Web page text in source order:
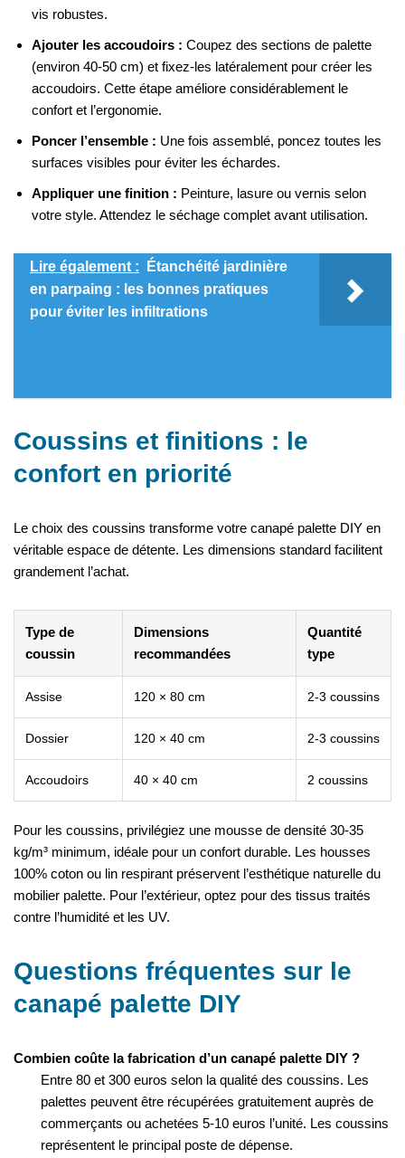
vis robustes.
Ajouter les accoudoirs : Coupez des sections de palette
(environ 40-50 cm) et fixez-les latéralement pour créer les
accoudoirs. Cette étape améliore considérablement le
confort et l’ergonomie.
Poncer l’ensemble : Une fois assemblé, poncez toutes les
surfaces visibles pour éviter les échardes.
Appliquer une finition : Peinture, lasure ou vernis selon
votre style. Attendez le séchage complet avant utilisation.
Lire également :
Étanchéité jardinière
en parpaing : les bonnes pratiques
pour éviter les infiltrations
Coussins et finitions : le
confort en priorité
Le choix des coussins transforme votre canapé palette DIY en
véritable espace de détente. Les dimensions standard facilitent
grandement l’achat.
Type de
coussin
Dimensions
recommandées
Quantité
type
Assise 120 × 80 cm 2-3 coussins
Dossier 120 × 40 cm 2-3 coussins
Accoudoirs 40 × 40 cm 2 coussins
Pour les coussins, privilégiez une mousse de densité 30-35
kg/m³ minimum, idéale pour un confort durable. Les housses
100% coton ou lin respirant préservent l’esthétique naturelle du
mobilier palette. Pour l’extérieur, optez pour des tissus traités
contre l’humidité et les UV.
Questions fréquentes sur le
canapé palette DIY
Combien coûte la fabrication d’un canapé palette DIY ?
Entre 80 et 300 euros selon la qualité des coussins. Les
palettes peuvent être récupérées gratuitement auprès de
commerçants ou achetées 5-10 euros l’unité. Les coussins
représentent le principal poste de dépense.